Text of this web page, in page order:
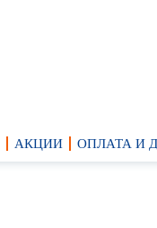
АКЦИИ ОПЛАТА И